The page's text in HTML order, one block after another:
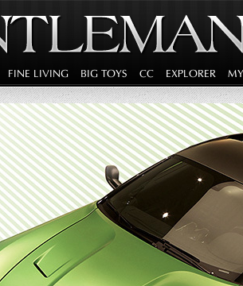
FINE LIVING BIG TOYS CC EXPLORER